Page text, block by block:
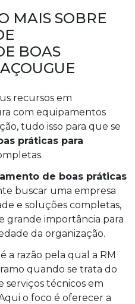
MAIS SOBRE
BOAS
recursos em
com equipamentos
tudo isso para que se
práticas para
de boas práticas
buscar uma empresa
e soluções completas,
grande importância para
da organização.
a razão pela qual a RM
quando se trata do
serviços técnicos em
o foco é oferecer a